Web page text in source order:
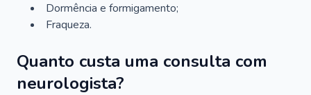
Dormência e formigamento;
Fraqueza.
Quanto custa uma consulta com
neurologista?